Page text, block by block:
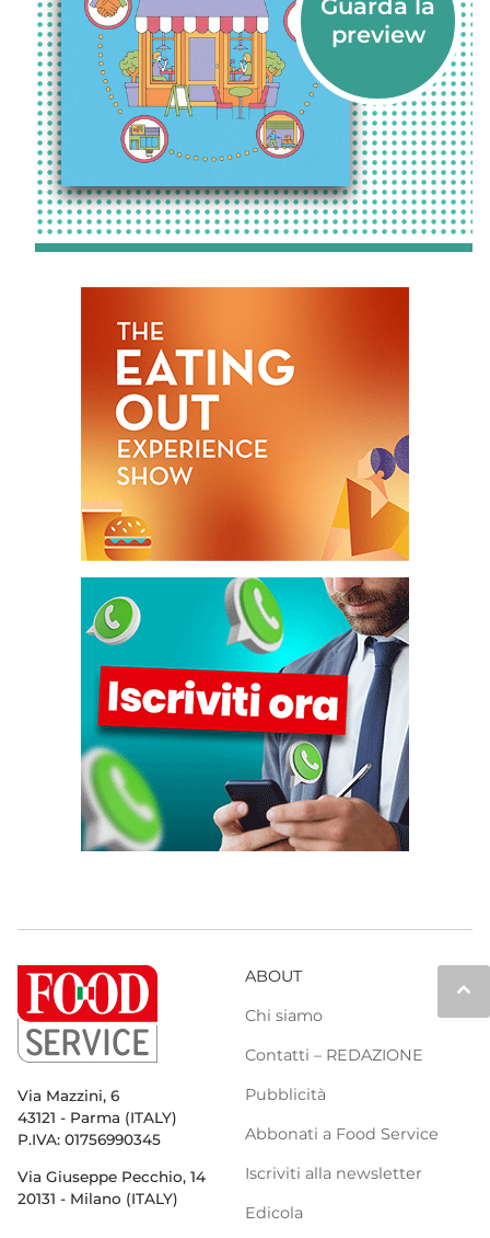
keyboard_arrow_up
Via Mazzini, 6
43121 - Parma (ITALY)
P.IVA: 01756990345
Via Giuseppe Pecchio, 14
20131 - Milano (ITALY)
ABOUT
Chi siamo
Contatti – REDAZIONE
Pubblicità
Abbonati a Food Service
Iscriviti alla newsletter
Edicola